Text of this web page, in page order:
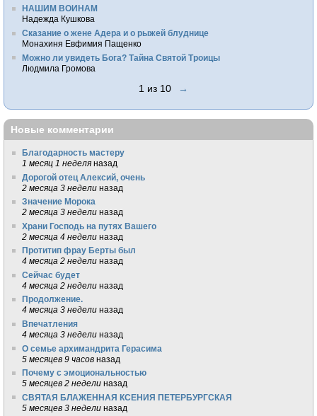
НАШИМ ВОИНАМ
Надежда Кушкова
Сказание о жене Адера и о рыжей блуднице
Монахиня Евфимия Пащенко
Можно ли увидеть Бога? Тайна Святой Троицы
Людмила Громова
1 из 10 →
Новые комментарии
Благодарность мастеру
1 месяц 1 неделя назад
Дорогой отец Алексий, очень
2 месяца 3 недели назад
Значение Морока
2 месяца 3 недели назад
Храни Господь на путях Вашего
2 месяца 4 недели назад
Протитип фрау Берты был
4 месяца 2 недели назад
Сейчас будет
4 месяца 2 недели назад
Продолжение.
4 месяца 3 недели назад
Впечатления
4 месяца 3 недели назад
О семье архимандрита Герасима
5 месяцев 9 часов назад
Почему с эмоциональностью
5 месяцев 2 недели назад
СВЯТАЯ БЛАЖЕННАЯ КСЕНИЯ ПЕТЕРБУРГСКАЯ
5 месяцев 3 недели назад